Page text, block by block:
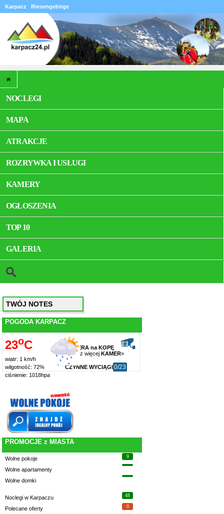
Karpacz Riesengebirge
NOCLEGI
MAPA
ATRAKCJE
ROZRYWKA I USŁUGI
KAMERY
OGŁOSZENIA
TOP 10
GALERIA
TWÓJ NOTES
POGODA KARPACZ
23oC
wiatr: 1 km/h
wilgotność: 72%
ciśnienie: 1018hpa
KAMERA na KOPĘ
zobacz więcej KAMER»
CZYNNE WYCIĄGI0/23
PROMOCJE z MIASTA
Wolne pokoje 9
Wolne apartamenty
Wolne domki
Noclegi w Karpaczu 48
Polecane oferty 0